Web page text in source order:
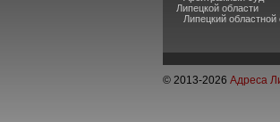
Липецкой области
Липецкий областной
© 2013-2026 Адреса